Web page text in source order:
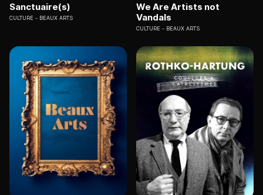
Sanctuaire(s)
CULTURE BEAUX ARTS
We Are Artists not
Vandals
CULTURE BEAUX ARTS